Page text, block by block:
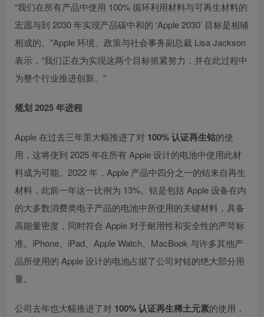
“我们在所有产品中使用 100% 循环利用材料与可再生材料的
宏愿与到 2030 年实现产品碳中和的 ‘Apple 2030’ 目标是相辅
相成的。”Apple 环境、政策与社会事务副总裁 Lisa Jackson
表示，“我们正在为实现这两个目标抓紧努力，并在此过程中
为整个行业推进创新。”
规划 2025 年进程
Apple 在过去三年里大幅推进了对 100% 认证再生钴的使
用，这将使到 2025 年在所有 Apple 设计的电池中使用此材
料成为可能。2022 年，Apple 产品中四分之一的钴来自再生
材料，此前一年这一比例为 13%。钴是包括 Apple 设备在内
的大多数消费类电子产品的电池中所使用的关键材料，具备
高能量密度，同时符合 Apple 对于耐用性和安全性的严苛标
准。iPhone、iPad、Apple Watch、MacBook 与许多其他产
品所使用的 Apple 设计的电池占据了公司对钴的绝大部分用
量。
公司去年也大幅推进了对 100% 认证再生稀土元素的使用，